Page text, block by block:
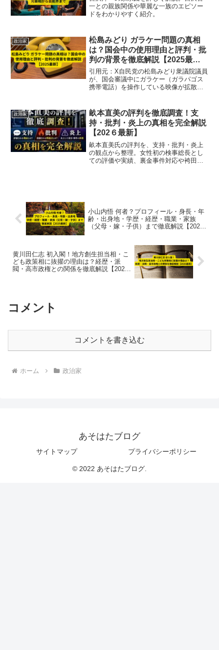
一との親族関係や華麗な一族のエピソー
ドをわかりやすく紹介。
政治家
松島みどり ガラケー問題の真相
は？国会中の使用理由と評判・批
判の背景を徹底解説【2025最
新】
引用元：X自民党の松島みどり衆議院議員
が、国会審議中にガラケー（ガラパゴス
携帯電話）を操作している映像が拡散さ
ーを使用しているのか？」「国会中の態
度は不適切では？」と...
政治家
畝本直美の評判を徹底調査！支
持・批判・炎上の真相を完全解説
【202６最新】
畝本直美氏の評判を、支持・批判・炎上
の観点から整理。女性初の検事総長とし
ての評価や実績、裏金事件対応や袴田事
小山内悟 何者？プロフィール・身長・年
齢・出身地・学歴・経歴・職業・家族
（父母・嫁・子供）まで徹底解説【2025
黄川田仁志 初入閣！地方創生担当相・こ
ども政策相に抜擢の理由は？経歴・派
閥・高市政権との関係を徹底解説【2025
コメント
コメントを書き込む
ホーム 政治家
あそはたブログ
サイトマップ プライバシーポリシー
© 2022 あそはたブログ.